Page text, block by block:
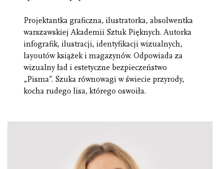
Projektantka graficzna, ilustratorka, absolwentka
warszawskiej Akademii Sztuk Pięknych. Autorka
infografik, ilustracji, identyfikacji wizualnych,
layoutów książek i magazynów. Odpowiada za
wizualny ład i estetyczne bezpieczeństwo
„Pisma”. Szuka równowagi w świecie przyrody,
kocha rudego lisa, którego oswoiła.